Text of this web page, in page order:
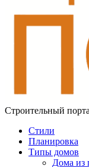
Строительный
Стили
Планировка
Типы домов
Дома из